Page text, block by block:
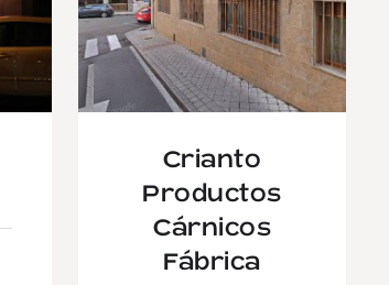
Crianto
Productos
Cárnicos
Fábrica